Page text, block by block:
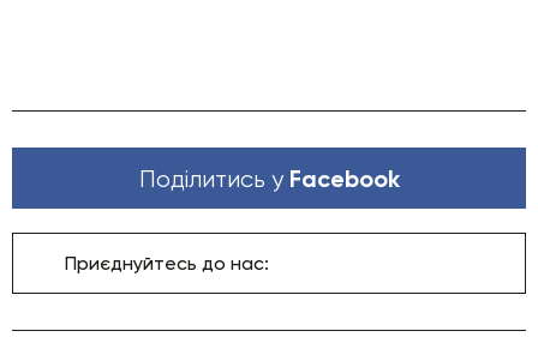
Поділитись у Facebook
Приєднуйтесь до нас: